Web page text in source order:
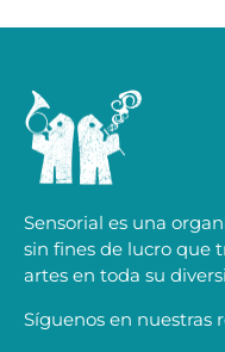
Sensorial es una
sin fines de lucro que
artes en toda su
Síguenos en nuestras